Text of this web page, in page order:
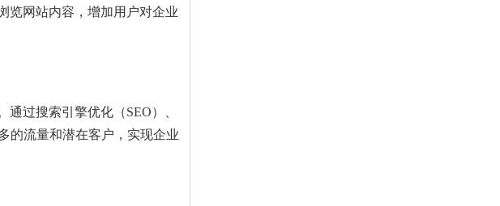
览网站内容，增加用户对企业
过搜索引擎优化（SEO）、
的流量和潜在客户，实现企业